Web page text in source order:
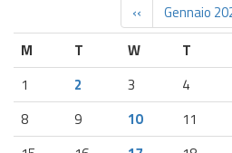
‹‹ Gennaio
M
T W T
1
2 3 4
8
9 10 11